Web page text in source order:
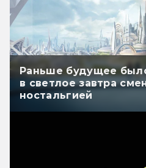
Раньше будущее
в светлое завтра
ностальгией